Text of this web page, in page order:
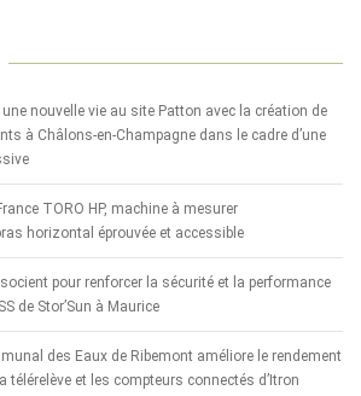
nouvelle vie au site Patton avec la création de
à Châlons-en-Champagne dans le cadre d’une
TORO HP, machine à mesurer
horizontal éprouvée et accessible
pour renforcer la sécurité et la performance
de Stor’Sun à Maurice
des Eaux de Ribemont améliore le rendement
télérelève et les compteurs connectés d’Itron